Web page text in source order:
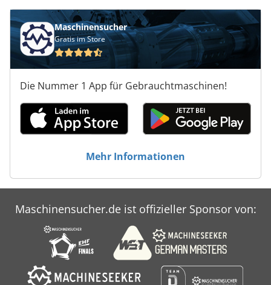
Maschinensucher
Gratis im Store
Die Nummer 1 App für Gebrauchtmaschinen!
Mehr Informationen
Maschinensucher.de ist offizieller Sponsor von: